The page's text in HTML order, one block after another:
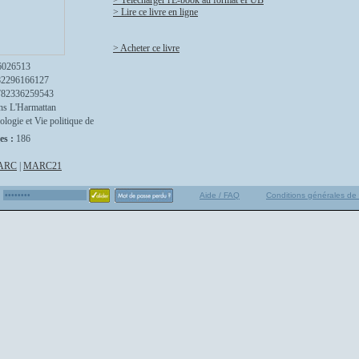
L'Harmattan
et Vie politique de
: 186
MARC21
> Lire ce livre en ligne
> Acheter ce livre
Aide / FAQ Conditions générales de